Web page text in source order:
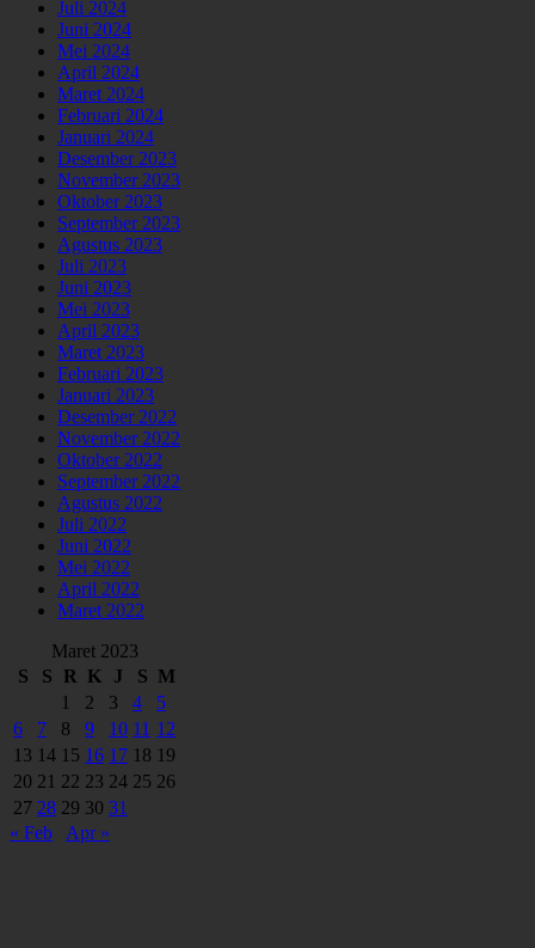
Juli 2024
Juni 2024
Mei 2024
April 2024
Maret 2024
Februari 2024
Januari 2024
Desember 2023
November 2023
Oktober 2023
September 2023
Agustus 2023
Juli 2023
Juni 2023
Mei 2023
April 2023
Maret 2023
Februari 2023
Januari 2023
Desember 2022
November 2022
Oktober 2022
September 2022
Agustus 2022
Juli 2022
Juni 2022
Mei 2022
April 2022
Maret 2022
Maret 2023
S
S R K J S M
1
2 3 4
5
6
7 8 9 10 11 12
13 14 15 16 17 18 19
20 21 22 23 24 25 26
27 28 29 30 31
« Feb
Apr »